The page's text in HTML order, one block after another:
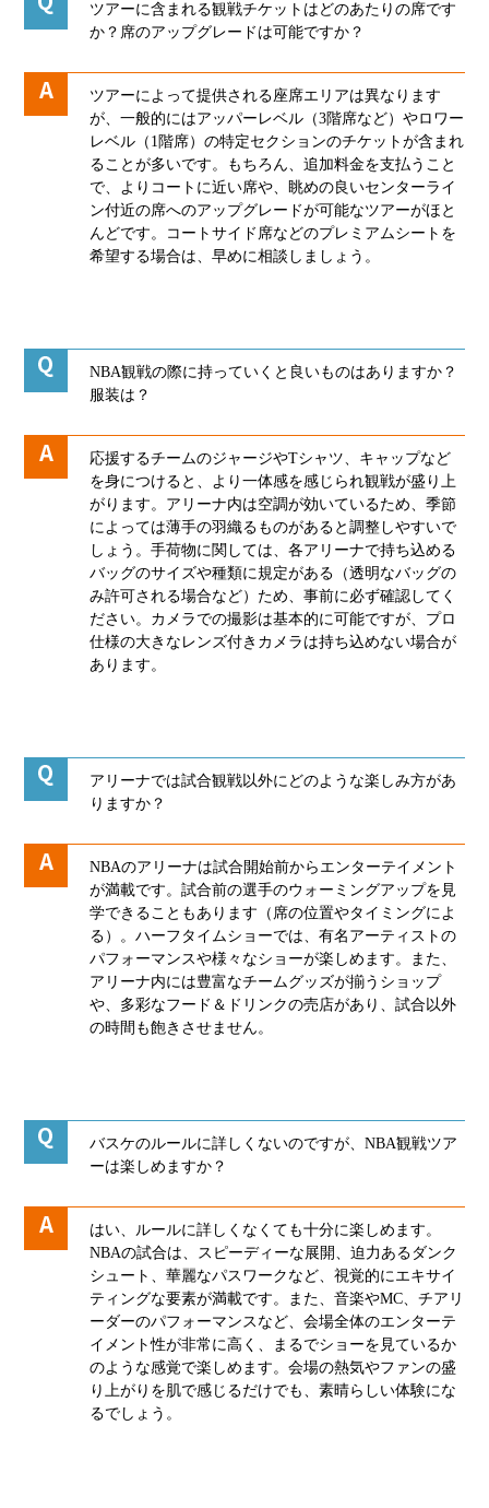
ツアーに含まれる観戦チケットはどのあたりの席です
か？席のアップグレードは可能ですか？
ツアーによって提供される座席エリアは異なります
が、一般的にはアッパーレベル（3階席など）やロワー
レベル（1階席）の特定セクションのチケットが含まれ
ることが多いです。もちろん、追加料金を支払うこと
で、よりコートに近い席や、眺めの良いセンターライ
ン付近の席へのアップグレードが可能なツアーがほと
んどです。コートサイド席などのプレミアムシートを
希望する場合は、早めに相談しましょう。
NBA観戦の際に持っていくと良いものはありますか？
服装は？
応援するチームのジャージやTシャツ、キャップなど
を身につけると、より一体感を感じられ観戦が盛り上
がります。アリーナ内は空調が効いているため、季節
によっては薄手の羽織るものがあると調整しやすいで
しょう。手荷物に関しては、各アリーナで持ち込める
バッグのサイズや種類に規定がある（透明なバッグの
み許可される場合など）ため、事前に必ず確認してく
ださい。カメラでの撮影は基本的に可能ですが、プロ
仕様の大きなレンズ付きカメラは持ち込めない場合が
あります。
アリーナでは試合観戦以外にどのような楽しみ方があ
りますか？
NBAのアリーナは試合開始前からエンターテイメント
が満載です。試合前の選手のウォーミングアップを見
学できることもあります（席の位置やタイミングによ
る）。ハーフタイムショーでは、有名アーティストの
パフォーマンスや様々なショーが楽しめます。また、
アリーナ内には豊富なチームグッズが揃うショップ
や、多彩なフード＆ドリンクの売店があり、試合以外
の時間も飽きさせません。
バスケのルールに詳しくないのですが、NBA観戦ツア
ーは楽しめますか？
はい、ルールに詳しくなくても十分に楽しめます。
NBAの試合は、スピーディーな展開、迫力あるダンク
シュート、華麗なパスワークなど、視覚的にエキサイ
ティングな要素が満載です。また、音楽やMC、チアリ
ーダーのパフォーマンスなど、会場全体のエンターテ
イメント性が非常に高く、まるでショーを見ているか
のような感覚で楽しめます。会場の熱気やファンの盛
り上がりを肌で感じるだけでも、素晴らしい体験にな
るでしょう。